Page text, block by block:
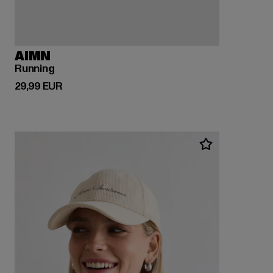
AIMN
Running
29,99 EUR
Derzeitiger Preis: 29,99 EUR